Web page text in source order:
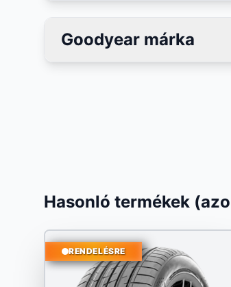
Goodyear márka
Hasonló termékek
RENDELÉSRE